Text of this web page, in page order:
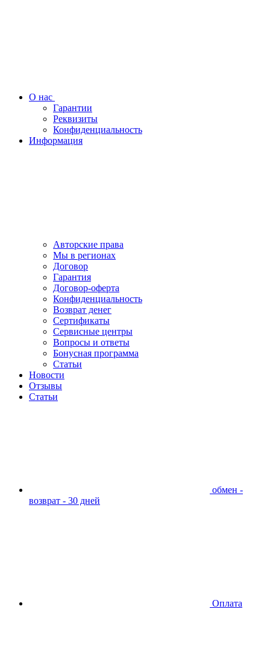
О нас
Гарантии
Реквизиты
Конфиденциальность
Информация
Авторские права
Мы в регионах
Договор
Гарантия
Договор-оферта
Конфиденциальность
Возврат денег
Сертификаты
Сервисные центры
Вопросы и ответы
Бонусная программа
Статьи
Новости
Отзывы
Статьи
обмен -
возврат - 30 дней
Оплата